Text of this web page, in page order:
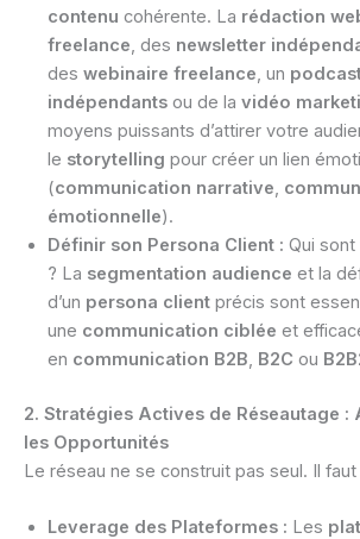
contenu cohérente. La rédaction
freelance, des newsletter
des webinaire freelance, un
indépendants ou de la vidéo
moyens puissants d’attirer votre
le storytelling pour créer un lien
(communication narrative,
émotionnelle).
Définir son Persona Client : Qui
? La segmentation audience et la
d’un persona client précis sont
une communication ciblée et
en communication B2B, B2C ou
2. Stratégies Actives de Réseautage :
les Opportunités
Le réseau ne se construit pas seul. Il
Leverage des Plateformes : Les